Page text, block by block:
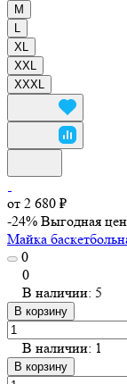
M
XL
XXL
XXXL
от 2 680 ₽
-24% Выгодная
Майка
0
0
В наличии: 5
В корзину
В наличии: 1
В корзину